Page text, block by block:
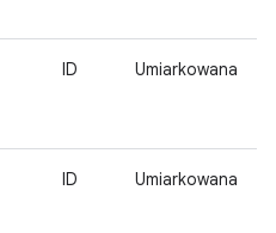
ID Umiarkowana
ID Umiarkowana